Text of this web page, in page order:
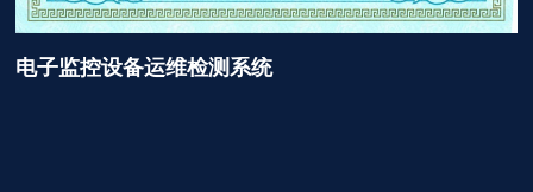
电子监控设备运维检测系统